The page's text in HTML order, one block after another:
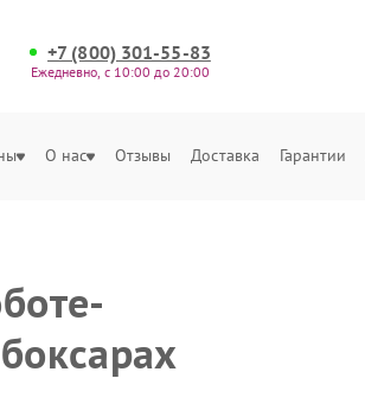
+7 (800) 301-55-83
Ежедневно, с 10:00 до 20:00
О нас Отзывы Доставка Гарантии